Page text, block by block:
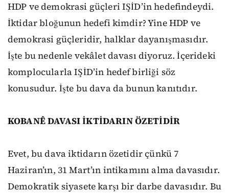
HDP ve demokrasi güçleri IŞİD’in hedefindeydi.
İktidar bloğunun hedefi kimdir? Yine HDP ve
demokrasi güçleridir, halklar dayanışmasıdır.
İşte bu nedenle vekâlet davası diyoruz. İçerideki
komplocularla IŞİD’in hedef birliği söz
konusudur. İşte bu dava da bunun kanıtıdır.
KOBANÊ DAVASI İKTİDARIN ÖZETİDİR
Evet, bu dava iktidarın özetidir çünkü 7
Haziran’ın, 31 Mart’ın intikamını alma davasıdır.
Demokratik siyasete karşı bir darbe davasıdır. Bu